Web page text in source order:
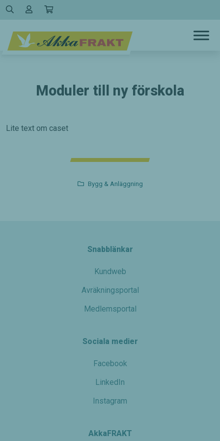
Hoppa
Moduler till ny förskola
Lite text om caset
Bygg & Anläggning
Snabblänkar
Kundweb
Avräkningsportal
Medlemsportal
Sociala medier
Facebook
LinkedIn
Instagram
AkkaFRAKT